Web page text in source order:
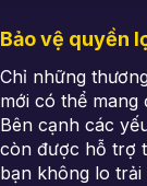
Bảo vệ quyền
Chỉ những
mới có thể mang
Bên cạnh các
còn được hỗ trợ
bạn không lo trải